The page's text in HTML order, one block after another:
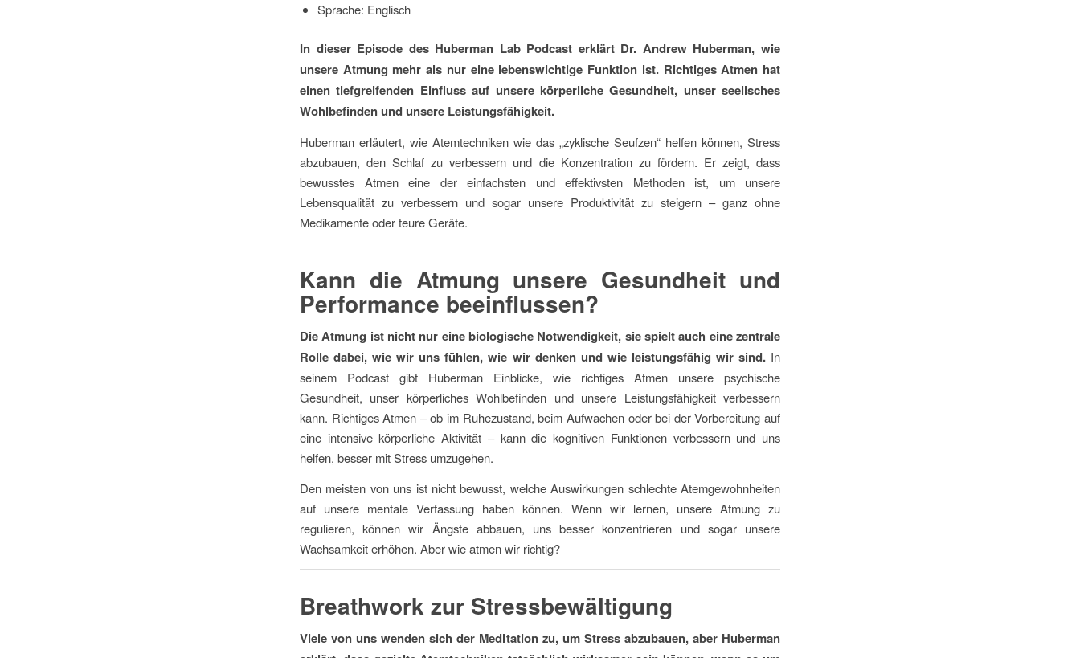
Sprache: Englisch
In dieser Episode des Huberman Lab Podcast erklärt Dr. Andrew Huberman, wie
unsere Atmung mehr als nur eine lebenswichtige Funktion ist. Richtiges Atmen hat
einen tiefgreifenden Einfluss auf unsere körperliche Gesundheit, unser seelisches
Wohlbefinden und unsere Leistungsfähigkeit.
Huberman erläutert, wie Atemtechniken wie das „zyklische Seufzen“ helfen können, Stress
abzubauen, den Schlaf zu verbessern und die Konzentration zu fördern. Er zeigt, dass
bewusstes Atmen eine der einfachsten und effektivsten Methoden ist, um unsere
Lebensqualität zu verbessern und sogar unsere Produktivität zu steigern – ganz ohne
Medikamente oder teure Geräte.
Kann die Atmung unsere Gesundheit und
Performance beeinflussen?
Die Atmung ist nicht nur eine biologische Notwendigkeit, sie spielt auch eine zentrale
Rolle dabei, wie wir uns fühlen, wie wir denken und wie leistungsfähig wir sind.In
seinem Podcast gibt Huberman Einblicke, wie richtiges Atmen unsere psychische
Gesundheit, unser körperliches Wohlbefinden und unsere Leistungsfähigkeit verbessern
kann. Richtiges Atmen – ob im Ruhezustand, beim Aufwachen oder bei der Vorbereitung auf
eine intensive körperliche Aktivität – kann die kognitiven Funktionen verbessern und uns
helfen, besser mit Stress umzugehen.
Den meisten von uns ist nicht bewusst, welche Auswirkungen schlechte Atemgewohnheiten
auf unsere mentale Verfassung haben können. Wenn wir lernen, unsere Atmung zu
regulieren, können wir Ängste abbauen, uns besser konzentrieren und sogar unsere
Wachsamkeit erhöhen. Aber wie atmen wir richtig?
Breathwork zur Stressbewältigung
Viele von uns wenden sich der Meditation zu, um Stress abzubauen, aber Huberman